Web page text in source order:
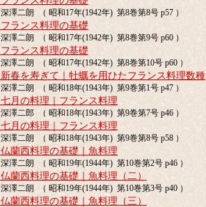
深澤二朗 （ 昭和17年(1942年) 第8巻第8号 p57 ）
フランス料理の基礎
深澤二朗 （ 昭和17年(1942年) 第8巻第9号 p60 ）
フランス料理の基礎
深澤二朗 （ 昭和17年(1942年) 第8巻第10号 p60 ）
新春を寿ぎて｜牡蠣を用ひたフランス料理数種
深澤二朗 （ 昭和18年(1943年) 第9巻第1号 p47 ）
七月の料理｜フランス料理
深澤二郎 （ 昭和18年(1943年) 第9巻第7号 p46 ）
七月の料理｜フランス料理
深澤二朗 （ 昭和18年(1943年) 第9巻第8号 p58 ）
仏蘭西料理の基礎｜魚料理
深澤二朗 （ 昭和19年(1944年) 第10巻第2号 p46 ）
仏蘭西料理の基礎｜魚料理（二）
深澤二朗 （ 昭和19年(1944年) 第10巻第3号 p40 ）
仏蘭西料理の基礎｜魚料理（三）